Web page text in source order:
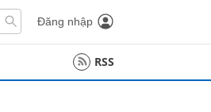
Đăng nhập
RSS